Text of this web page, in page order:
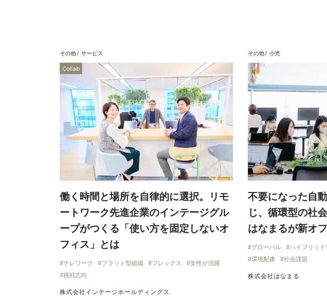
その他 サービス
Collab
働く時間と場所を自律的に選択。リモ
ートワーク先進企業のインテージグル
ープがつくる「使い方を固定しないオ
フィス」とは
テレワーク フラット型組織 フレックス
女性が活躍
挑戦志向
株式会社インテージホールディングス
その他 小売
不要になった自
じ、循環型の社
はなまるが新オ
グローバル ハイブリッド
環境配慮
社会課題
株式会社はなまる